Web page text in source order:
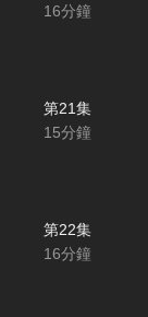
16分鐘
第21集
15分鐘
第22集
16分鐘